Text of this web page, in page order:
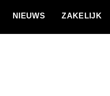
NIEUWS ZAKELIJK